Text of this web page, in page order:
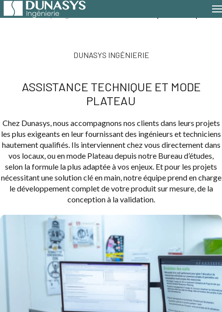
Accueil Dunasys Ingénierie Assistance technique & mode plateau
DUNASYS INGÉNIERIE
ASSISTANCE TECHNIQUE ET MODE
PLATEAU
Chez Dunasys, nous accompagnons nos clients dans leurs projets
les plus exigeants en leur fournissant des ingénieurs et techniciens
hautement qualifiés. Ils interviennent chez vous directement dans
vos locaux, ou en mode Plateau depuis notre Bureau d’études,
selon la formule la plus adaptée à vos enjeux. Et pour les projets
nécessitant une solution clé en main, notre équipe prend en charge
le développement complet de votre produit sur mesure, de la
conception à la validation.